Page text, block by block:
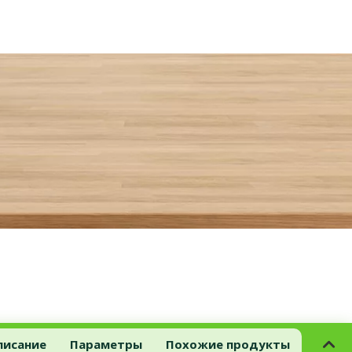
Параметры Похожие продукты